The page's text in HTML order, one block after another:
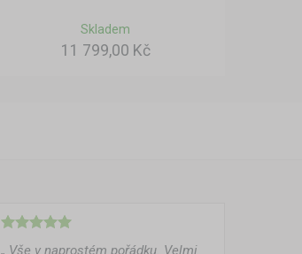
Skladem
11 799,00 Kč
„ Vše v naprostém pořádku. Velmi